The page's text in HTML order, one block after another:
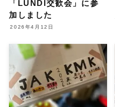
「LUNDI交歓会」に参
加しました
2026年4月12日